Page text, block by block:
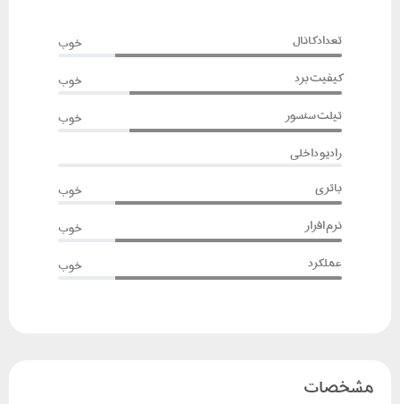
تعداد کانال
خوب
کیفیت برد
خوب
تیلت سنسور
خوب
رادیو داخلی
باتری
خوب
نرم افزار
خوب
عملکرد
خوب
مشخصات